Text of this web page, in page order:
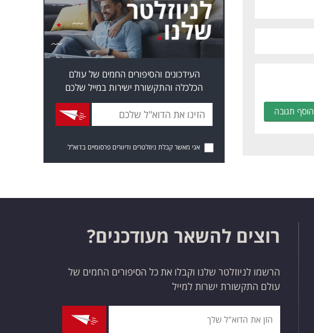
הוסף תגובה
העידכונים והסיפורים החמים של עולם
הכלכלה והתקשורת ישירות במייל שלכם
אני מאשר קבלת ניוזלטרים ודיוורים פרסומיים בדוא"ל
רוצים להשאר מעודכנים?
הרשמו לניוזלטר שלנו וקבלו את כל הסיפורים החמים של
עולם התקשורת ישרות למייל